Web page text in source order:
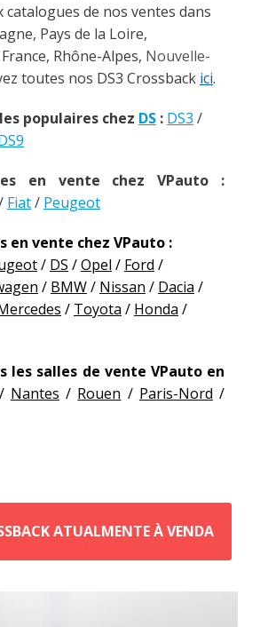
de nos ventes dans
Pays de la Loire,
Rhône-Alpes, Nouvelle-
toutes nos DS3 Crossback ici.
populaires chez DS : DS3 /
en vente chez VPauto :
Fiat/ Peugeot
en vente chez VPauto :
/ DS /Opel / Ford /
/ BMW/ Nissan / Dacia /
/ Toyota / Honda /
les salles de vente VPauto en
/ Nantes / Rouen / Paris-Nord /
ATUALMENTE À VENDA